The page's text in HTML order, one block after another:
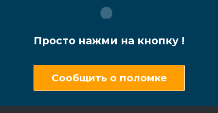
Просто нажми на кнопку !
Сообщить о поломке